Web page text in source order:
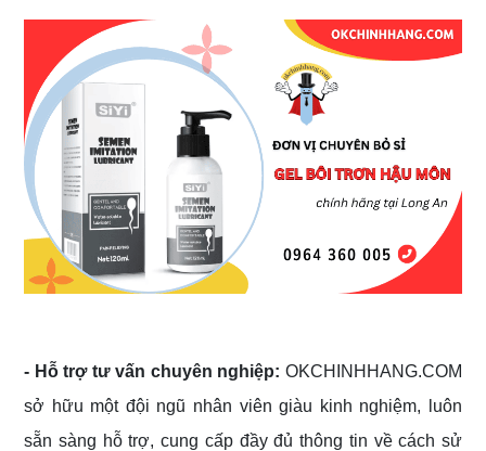
- Hỗ trợ tư vấn chuyên nghiệp: OKCHINHHANG.COM
sở hữu một đội ngũ nhân viên giàu kinh nghiệm, luôn
sẵn sàng hỗ trợ, cung cấp đầy đủ thông tin về cách sử